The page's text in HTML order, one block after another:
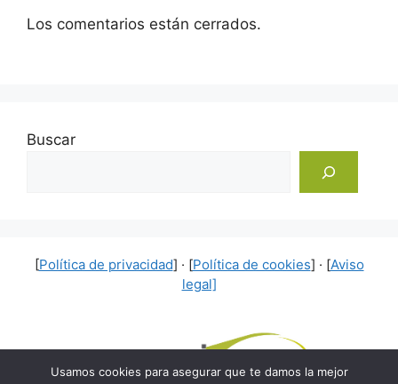
Los comentarios están cerrados.
Buscar
[Política de privacidad] · [Política de cookies] · [Aviso
legal]
Usamos cookies para asegurar que te damos la mejor